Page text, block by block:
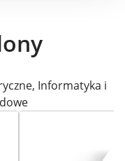
, Informatyka i